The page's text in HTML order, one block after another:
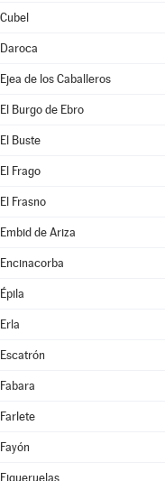
Cubel
Daroca
Ejea de los Caballeros
El Burgo de Ebro
El Buste
El Frago
El Frasno
Embid de Ariza
Encinacorba
Épila
Erla
Escatrón
Fabara
Farlete
Fayón
Figueruelas